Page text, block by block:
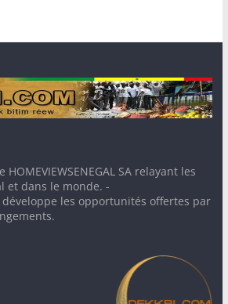
HOMEVIEWSENEGAL SA relayant les
et dans le monde. -
développe les opportunités offertes par